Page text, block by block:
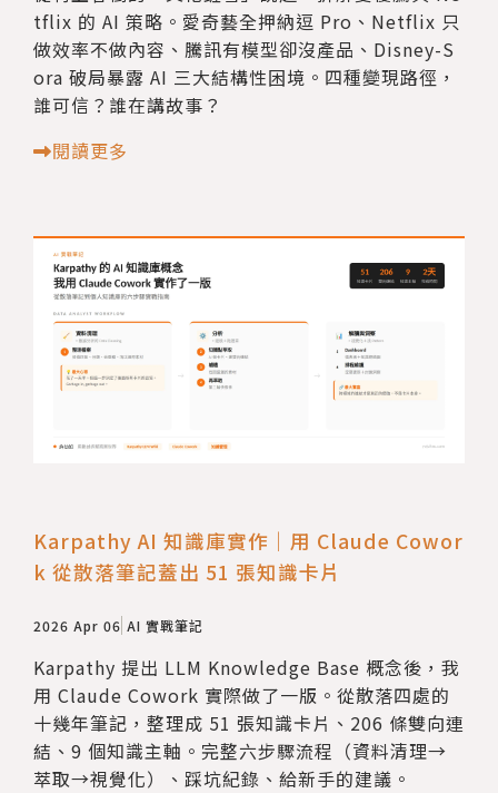
tflix 的 AI 策略。愛奇藝全押納逗 Pro、Netflix 只
做效率不做內容、騰訊有模型卻沒產品、Disney-S
ora 破局暴露 AI 三大結構性困境。四種變現路徑，
誰可信？誰在講故事？
閱讀更多
Karpathy AI 知識庫實作｜用 Claude Cowor
k 從散落筆記蓋出 51 張知識卡片
2026 Apr 06 AI 實戰筆記
Karpathy 提出 LLM Knowledge Base 概念後，我
用 Claude Cowork 實際做了一版。從散落四處的
十幾年筆記，整理成 51 張知識卡片、206 條雙向連
結、9 個知識主軸。完整六步驟流程（資料清理→
萃取→視覺化）、踩坑紀錄、給新手的建議。